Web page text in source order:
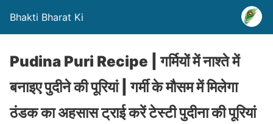
Bhakti Bharat Ki
Pudina Puri Recipe | गर्मियों में नाश्ते में
बनाइए पुदीने की पूरियां | गर्मी के मौसम में मिलेगा
ठंडक का अहसास ट्राई करें टेस्टी पुदीना की पूरियां